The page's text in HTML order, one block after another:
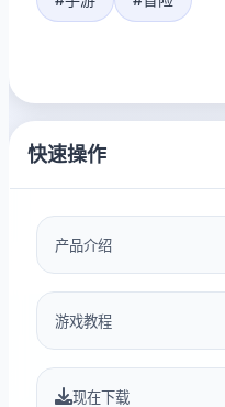
快速操作
产品介绍
游戏教程
现在下载